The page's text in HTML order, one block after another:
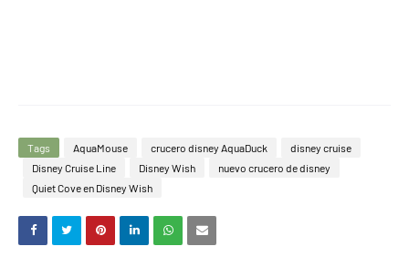
Tags AquaMouse crucero disney AquaDuck
disney cruise
Disney Cruise Line
Disney Wish
nuevo crucero de disney
Quiet Cove en Disney Wish